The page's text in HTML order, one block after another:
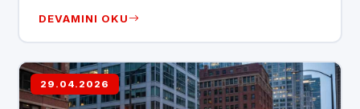
DEVAMINI OKU
29.04.2026